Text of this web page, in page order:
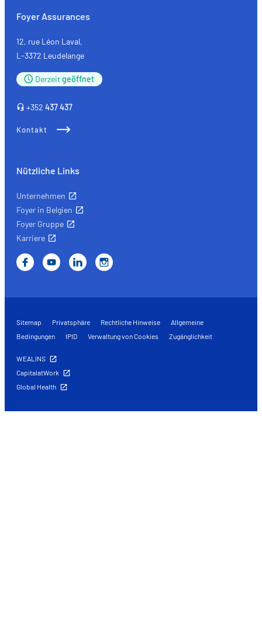
entspannt
mit
passenden
vor.
Foyer Assurances
12, rue Léon Laval,
L-3372 Leudelange
Derzeitgeöffnet
+352 437 437
Kontakt
Nützliche Links
Unternehmen
Foyer in Belgien
Foyer Gruppe
Karriere
Sitemap Privatsphäre Rechtliche Hinweise
Allgemeine
Bedingungen
IPID Verwaltung von Cookies Zugänglichkeit
WEALINS
CapitalatWork
Global Health